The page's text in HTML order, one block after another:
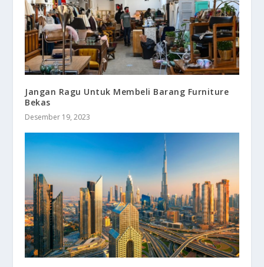
Jangan Ragu Untuk Membeli Barang Furniture
Bekas
Desember 19, 2023